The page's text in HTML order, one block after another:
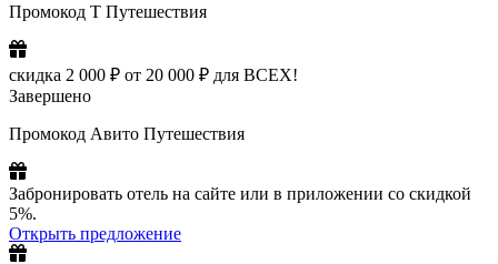
Промокод Т Путешествия
скидка 2 000 ₽ от 20 000 ₽ для ВСЕХ!
Завершено
Промокод Авито Путешествия
Забронировать отель на сайте или в приложении со скидкой
5%.
Открыть предложение